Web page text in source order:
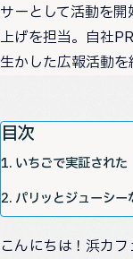
サーとして活動を
上げを担当。自社
生かした広報活動を
目次
いちごで実証された
パリッとジューシ
こんにちは！浜カフ